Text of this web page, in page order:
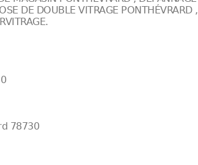
DE DOUBLE VITRAGE PONTHÉVRARD ,
78730